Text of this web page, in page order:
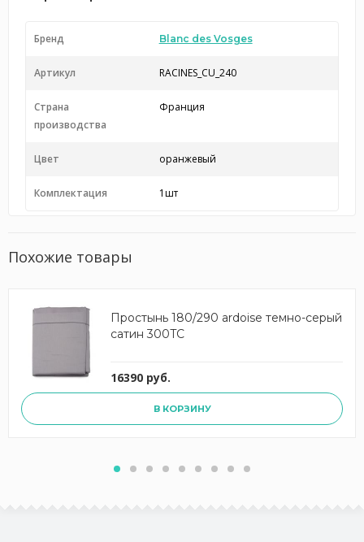
Бренд Blanc des Vosges
Артикул RACINES_CU_240
Страна
производства
Франция
Цвет оранжевый
Комплектация 1шт
Похожие товары
Простынь 180/290 ardoise темно-серый
сатин 300TC
16390 руб.
В КОРЗИНУ